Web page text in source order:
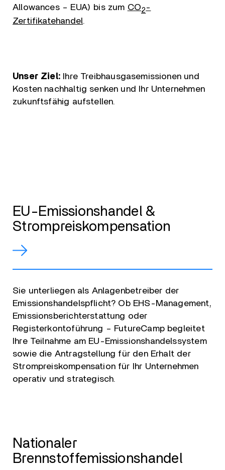
Allowances – EUA) bis zum CO2-
Zertifikatehandel.
Unser Ziel:Ihre Treibhausgasemissionen und
Kosten nachhaltig senken und Ihr Unternehmen
zukunftsfähig aufstellen.
EU-Emissionshandel &
Strompreiskompensation
Sie unterliegen als Anlagenbetreiber der
Emissionshandelspflicht? Ob EHS-Management,
Emissionsberichterstattung oder
Registerkontoführung – FutureCamp begleitet
Ihre Teilnahme am EU-Emissionshandelssystem
sowie die Antragstellung für den Erhalt der
Strompreiskompensation für Ihr Unternehmen
operativ und strategisch.
Nationaler
Brennstoffemissionshandel